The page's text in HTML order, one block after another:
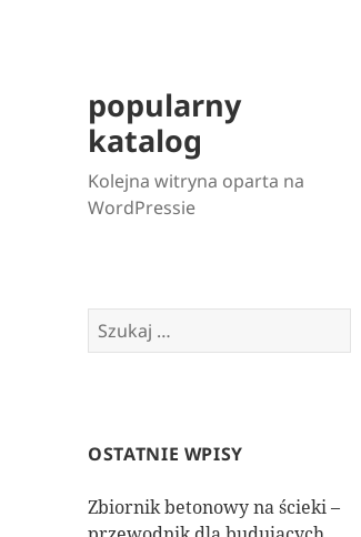
popularny
katalog
Kolejna witryna oparta na
WordPressie
Szukaj:
OSTATNIE WPISY
Zbiornik betonowy na ścieki –